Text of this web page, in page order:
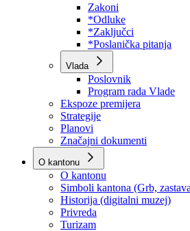
Poslovnik
Program rada Skupštine
Budžet 2026
Zakoni
*Odluke
*Zaključci
*Poslanička pitanja
Vlada
Poslovnik
Program rada Vlade
Ekspoze premijera
Strategije
Planovi
Značajni dokumenti
O kantonu
O kantonu
Simboli kantona (Grb, zastava)